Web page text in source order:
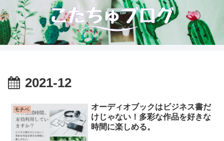
2021-12
モチベ
オーディオブックはビジネス書だ
けじゃない！多彩な作品を好きな
時間に楽しめる。